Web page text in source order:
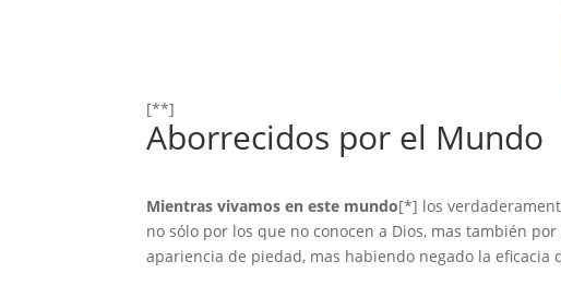
[**]
Aborrecidos por el Mundo
Mientras vivamos en este mundo[*] los
no sólo por los que no conocen a Dios, mas también
apariencia de piedad, mas habiendo negado la eficacia